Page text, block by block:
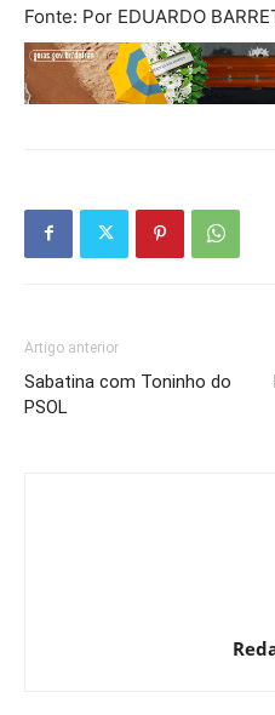
Fonte: Por EDUARDO
Artigo anterior
Sabatina com Toninho do
PSOL